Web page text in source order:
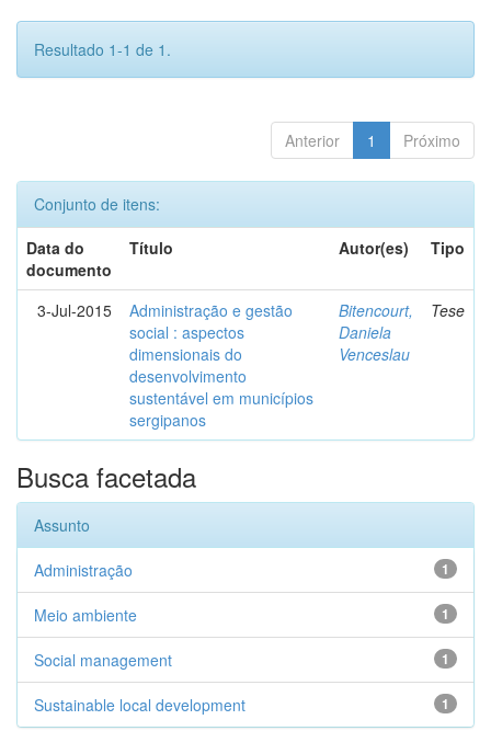
Resultado 1-1 de 1.
Anterior 1 Próximo
Conjunto de itens:
Data do
documento
Título Autor(es) Tipo
3-Jul-2015
Administração e gestão
social : aspectos
dimensionais do
desenvolvimento
sustentável em municípios
sergipanos
Bitencourt,
Daniela
Venceslau
Tese
Busca facetada
Assunto
1
Administração
1
Meio ambiente
1
Social management
1
Sustainable local development